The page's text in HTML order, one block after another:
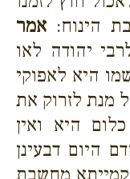
הינוח: אמר
יהודה לאו
היא לאפוקי
מנת לזרוק את
היא ואין
היום דבעינן